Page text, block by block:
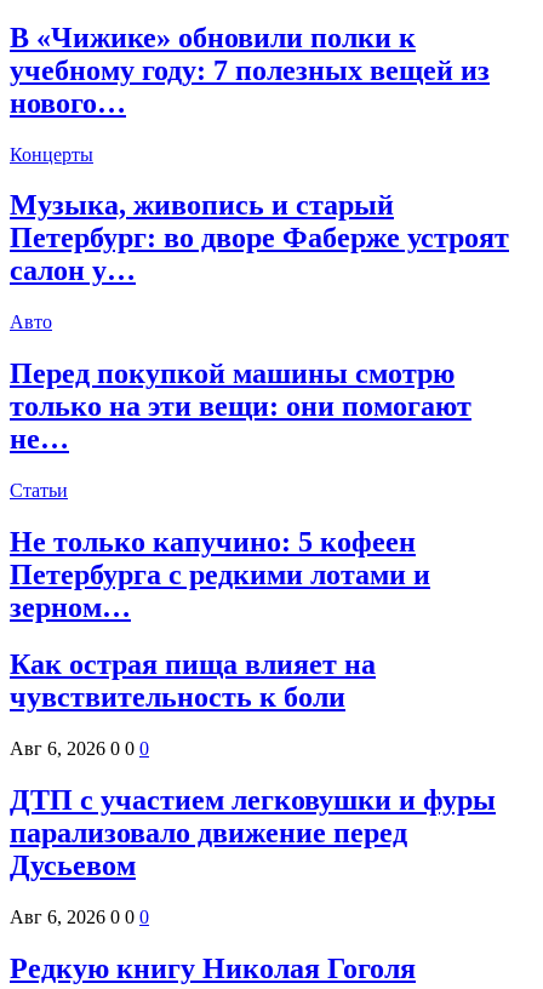
В «Чижике» обновили полки к
учебному году: 7 полезных вещей из
нового…
Концерты
Музыка, живопись и старый
Петербург: во дворе Фаберже устроят
салон у…
Авто
Перед покупкой машины смотрю
только на эти вещи: они помогают
не…
Статьи
Не только капучино: 5 кофеен
Петербурга с редкими лотами и
зерном…
Как острая пища влияет на
чувствительность к боли
Авг 6, 2026 0 0 0
ДТП с участием легковушки и фуры
парализовало движение перед
Дусьевом
Авг 6, 2026 0 0 0
Редкую книгу Николая Гоголя